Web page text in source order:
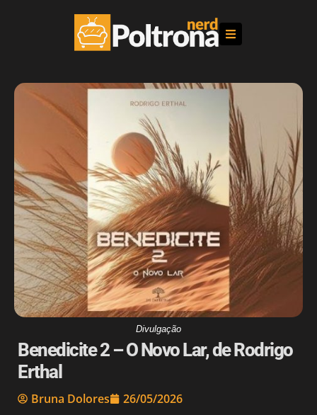
Divulgação
Benedicite 2 – O Novo Lar, de Rodrigo
Erthal
Bruna Dolores 26/05/2026